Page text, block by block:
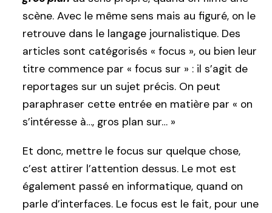
scène. Avec le même sens mais au figuré, on le
retrouve dans le langage journalistique. Des
articles sont catégorisés « focus », ou bien leur
titre commence par « focus sur » : il s’agit de
reportages sur un sujet précis. On peut
paraphraser cette entrée en matière par « on
s’intéresse à…, gros plan sur… »
Et donc, mettre le focus sur quelque chose,
c’est attirer l’attention dessus. Le mot est
également passé en informatique, quand on
parle d’interfaces. Le focus est le fait, pour une